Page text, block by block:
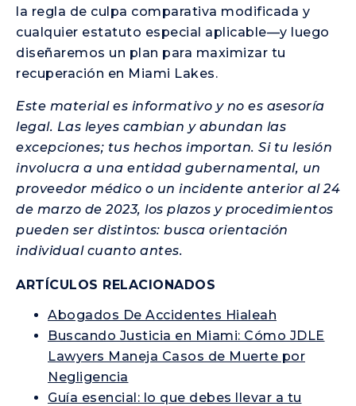
la regla de culpa comparativa modificada y
cualquier estatuto especial aplicable—y luego
diseñaremos un plan para maximizar tu
recuperación en Miami Lakes.
Este material es informativo y no es asesoría
legal. Las leyes cambian y abundan las
excepciones; tus hechos importan. Si tu lesión
involucra a una entidad gubernamental, un
proveedor médico o un incidente anterior al 24
de marzo de 2023, los plazos y procedimientos
pueden ser distintos: busca orientación
individual cuanto antes.
ARTÍCULOS RELACIONADOS
Abogados De Accidentes Hialeah
Buscando Justicia en Miami: Cómo JDLE
Lawyers Maneja Casos de Muerte por
Negligencia
Guía esencial: lo que debes llevar a tu